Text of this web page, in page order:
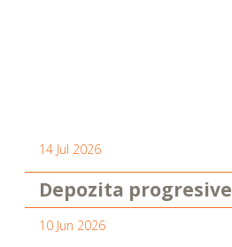
14 Jul 2026
Depozita progresive
10 Jun 2026